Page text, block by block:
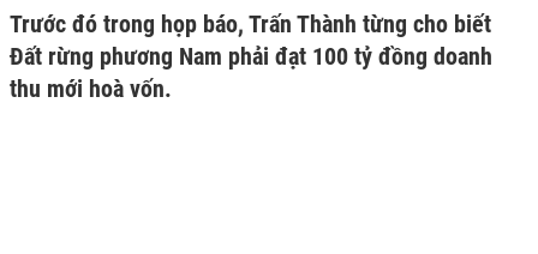
Trước đó trong họp báo, Trấn Thành từng cho biết
Đất rừng phương Nam phải đạt 100 tỷ đồng doanh
thu mới hoà vốn.